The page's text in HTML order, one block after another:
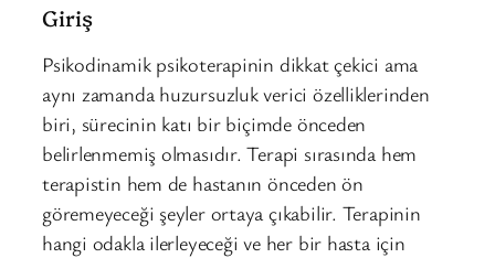
Giriş
Psikodinamik psikoterapinin dikkat çekici ama
aynı zamanda huzursuzluk verici özelliklerinden
biri, sürecinin katı bir biçimde önceden
belirlenmemiş olmasıdır. Terapi sırasında hem
terapistin hem de hastanın önceden ön
göremeyeceği şeyler ortaya çıkabilir. Terapinin
hangi odakla ilerleyeceği ve her bir hasta için